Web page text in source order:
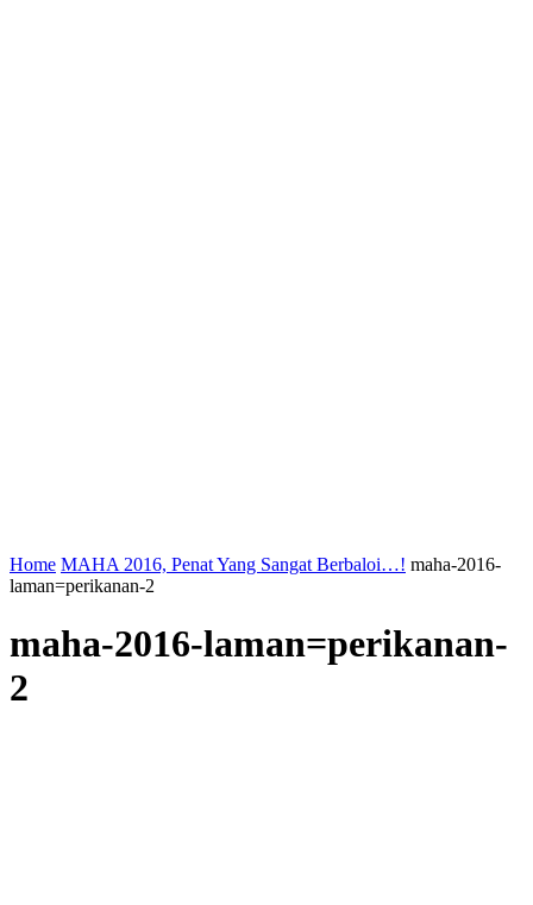
Home MAHA 2016, Penat Yang Sangat Berbaloi…! maha-2016-
laman=perikanan-2
maha-2016-laman=perikanan-
2